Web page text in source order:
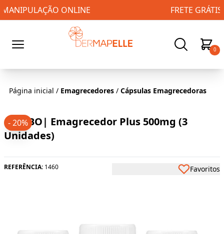
FRETE GRÁTIS PARA TODO BRASIL!
0
Página inicial / Emagrecedores / Cápsulas Emagrecedoras
COMBO| Emagrecedor Plus 500mg (3
Unidades)
REFERÊNCIA: 1460 Favoritos
- 20%